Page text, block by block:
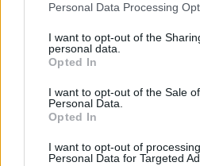
Personal Data Processing
I want to opt-out of the
personal data.
Opted In
I want to opt-out of the Sale
Personal Data.
Opted In
I want to opt-out of
Personal Data for Targeted